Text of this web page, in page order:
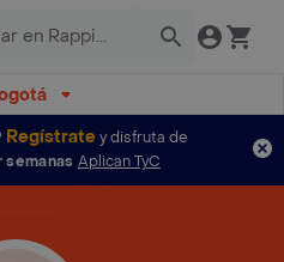
Regístratey disfruta de
Aplican TyC